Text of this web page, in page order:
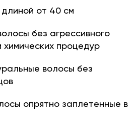
от 40 см
без агрессивного
процедур
волосы без
опрятно заплетенные в